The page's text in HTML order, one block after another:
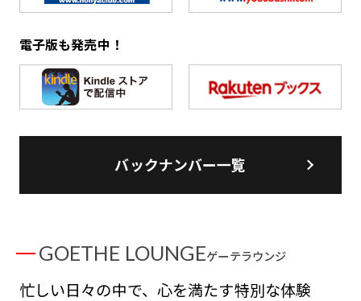
電子版も発売中！
バックナンバー一覧
GOETHE LOUNGEゲーテラウンジ
忙しい日々の中で、心を満たす特別な体験